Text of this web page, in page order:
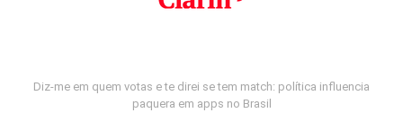
Diz-me em quem votas e te direi se tem match: política influencia
paquera em apps no Brasil